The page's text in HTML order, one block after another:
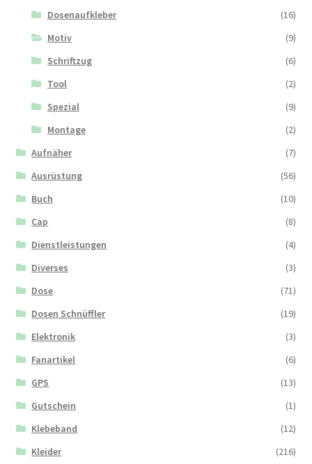
Dosenaufkleber
(16)
Motiv
(9)
Schriftzug
(6)
Tool
(2)
Spezial
(9)
Montage
(2)
Aufnäher
(7)
Ausrüstung
(56)
Buch
(10)
Cap
(8)
Dienstleistungen
(4)
Diverses
(3)
Dose
(71)
Dosen Schnüffler
(19)
Elektronik
(3)
Fanartikel
(6)
GPS
(13)
Gutschein
(1)
Klebeband
(12)
Kleider
(216)